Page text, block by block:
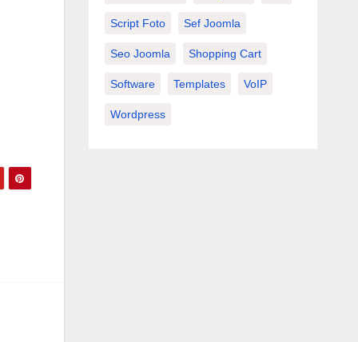
Script Foto Sef Joomla
Seo Joomla Shopping Cart
Software Templates VoIP
Wordpress